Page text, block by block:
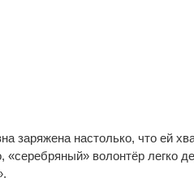
заряжена настолько, что ей
«серебряный» волонтёр легко
.